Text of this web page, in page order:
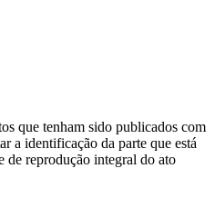
que tenham sido publicados com
a identificação da parte que está
de reprodução integral do ato